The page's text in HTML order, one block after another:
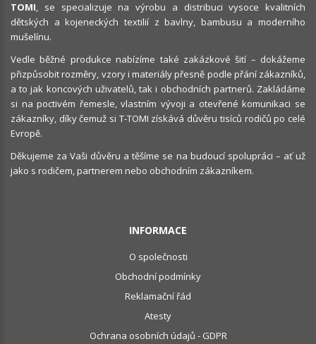
TOMI, se specializuje na výrobu a distribuci vysoce kvalitních
dětských a kojeneckých textilií z bavlny, bambusu a moderního
mušelínu.
Vedle běžné produkce nabízíme také zakázkové šití – dokážeme
přizpůsobit rozměry, vzory i materiály přesně podle přání zákazníků,
a to jak koncových uživatelů, tak i obchodních partnerů. Zakládáme
si na poctivém řemesle, vlastním vývoji a otevřené komunikaci se
zákazníky, díky čemuž si T-TOMI získává důvěru tisíců rodičů po celé
Evropě.
Děkujeme za Vaši důvěru a těšíme se na budoucí spolupráci – ať už
jako s rodičem, partnerem nebo obchodním zákazníkem.
INFORMACE
O společnosti
Obchodní podmínky
Reklamační řád
Atesty
Ochrana osobních údajů - GDPR